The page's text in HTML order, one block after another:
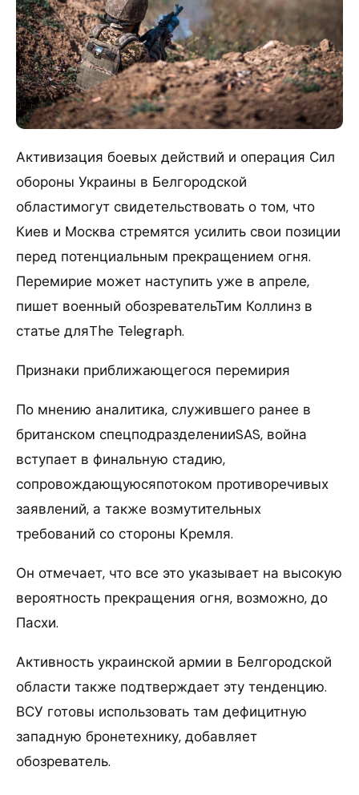
Активизация боевых действий и операция Сил
обороны Украины в Белгородской
областимогут свидетельствовать о том, что
Киев и Москва стремятся усилить свои позиции
перед потенциальным прекращением огня.
Перемирие может наступить уже в апреле,
пишет военный обозревательТим Коллинз в
статье дляThe Telegraph.
Признаки приближающегося перемирия
По мнению аналитика, служившего ранее в
британском спецподразделенииSAS, война
вступает в финальную стадию,
сопровождающуюсяпотоком противоречивых
заявлений, а также возмутительных
требований со стороны Кремля.
Он отмечает, что все это указывает на высокую
вероятность прекращения огня, возможно, до
Пасхи.
Активность украинской армии в Белгородской
области также подтверждает эту тенденцию.
ВСУ готовы использовать там дефицитную
западную бронетехнику, добавляет
обозреватель.